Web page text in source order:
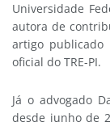
Universidade
autora de
artigo publicado
oficial do TRE-PI.
Já o advogado
desde junho de